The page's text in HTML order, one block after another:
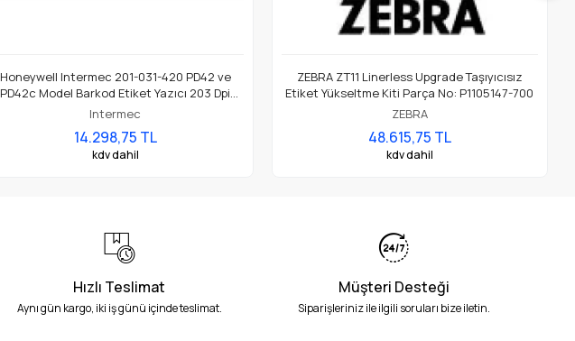
Honeywell Intermec 201-031-420 PD42 ve
PD42c Model Barkod Etiket Yazıcı 203 Dpi
Termal Baskı Kafası
Intermec
14.298,75 TL
kdv dahil
ZEBRA ZT11 Linerless Upgrade Taşıyıcısız
Etiket Yükseltme Kiti Parça No: P1105147-700
ZEBRA
48.615,75 TL
kdv dahil
Hızlı Teslimat
Aynı gün kargo, iki iş günü içinde teslimat.
Müşteri Desteği
Siparişleriniz ile ilgili soruları bize iletin.